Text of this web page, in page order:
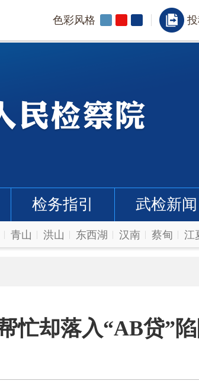
色彩风格
检务指引 武检新闻
青山 洪山 东西湖 汉南 蔡甸 江
忙却落入“AB贷”